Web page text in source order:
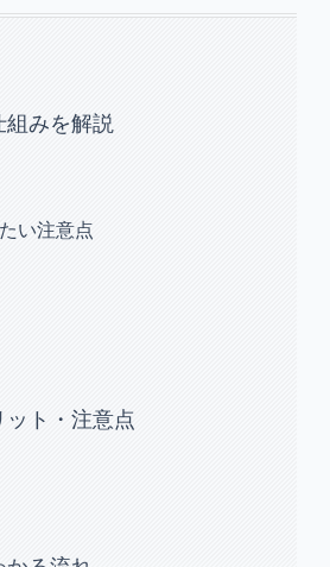
組みを解説
い注意点
ト・注意点